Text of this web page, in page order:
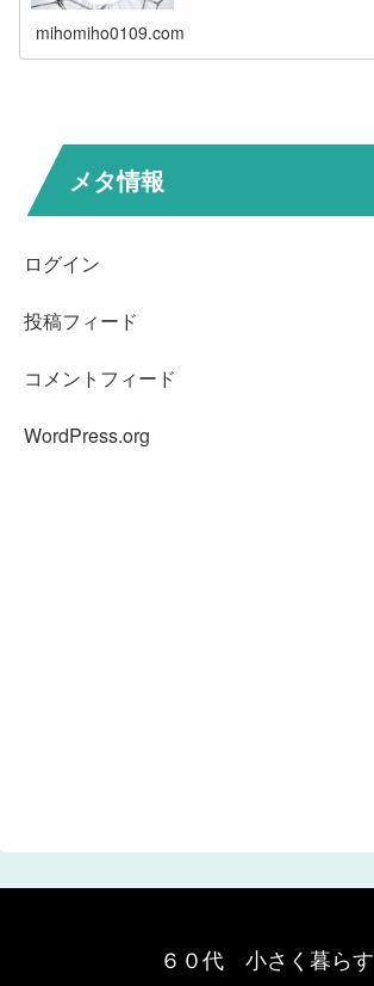
mihomiho0109.com
メタ情報
ログイン
投稿フィード
コメントフィード
WordPress.org
６０代 小さく暮らす